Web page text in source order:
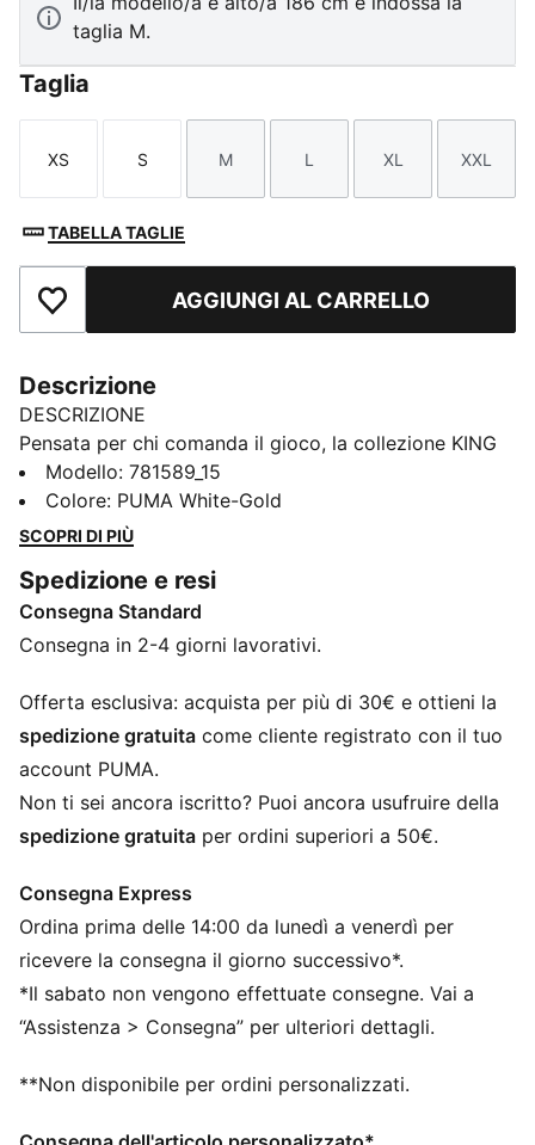
taglia M.
Taglia
Taglia
XS
Taglia
S
Taglia
M
Taglia
L
Taglia
XL
Taglia
XXL
TABELLA TAGLIE
Aggiungi ai PreferitiAGGIUNGI AL CARRELLO
Descrizione
DESCRIZIONE
Pensata per chi comanda il gioco, la collezione KING
unisce un design ispirato alla tradizione con
l'innovazione moderna. Realizzata con materiali di
prima qualità e di alta qualità, offre il massimo
calcistici, questa collezione incarna la tradizione KING,
dove la storia incontra le prestazioni moderne.
CARATTERISTICHE + VANTAGGI
DETTAGLI
Vestibilità: Regolare
Materiale principale 2: French Terry
Maniche lunghe
Lunghezza: Regolare
Modello: 781589_15
Colore: PUMA White-Gold
SCOPRI DI PIÙ
Spedizione e resi
Consegna Standard
Consegna in 2-4 giorni lavorativi.
Offerta esclusiva: acquista per più di 30€ e ottieni la
spedizione gratuita come cliente registrato con il tuo
account PUMA.
Non ti sei ancora iscritto? Puoi ancora usufruire della
spedizione gratuita per ordini superiori a 50€.
Consegna Express
Ordina prima delle 14:00 da lunedì a venerdì per
ricevere la consegna il giorno successivo*.
*Il sabato non vengono effettuate consegne. Vai a
“Assistenza > Consegna” per ulteriori dettagli.
**Non disponibile per ordini personalizzati.